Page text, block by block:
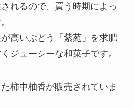
れるので、買う時期によっ
高いぶどう「紫苑」を求肥
ジューシーな和菓子です。
柿中柚香が販売されていま